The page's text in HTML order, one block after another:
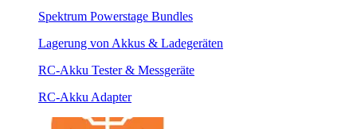
Spektrum Powerstage Bundles
Lagerung von Akkus & Ladegeräten
RC-Akku Tester & Messgeräte
RC-Akku Adapter